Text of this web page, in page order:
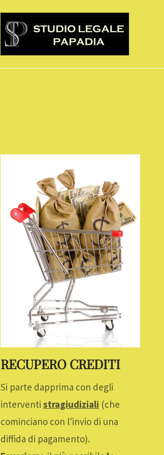
RECUPERO CREDITI
Si parte dapprima con degli
interventi stragiudiziali (che
cominciano con l'invio di una
diffida di pagamento).